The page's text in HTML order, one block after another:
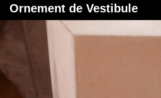
Ornement de Vestibule